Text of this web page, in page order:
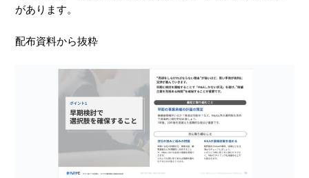
があります。
配布資料から抜粋